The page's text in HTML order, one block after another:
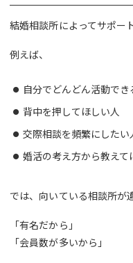
結婚相談所によってサポー
例えば、
自分でどんどん活動でき
背中を押してほしい人
交際相談を頻繁にしたい
婚活の考え方から教えて
では、向いている相談所が
「有名だから」
「会員数が多いから」